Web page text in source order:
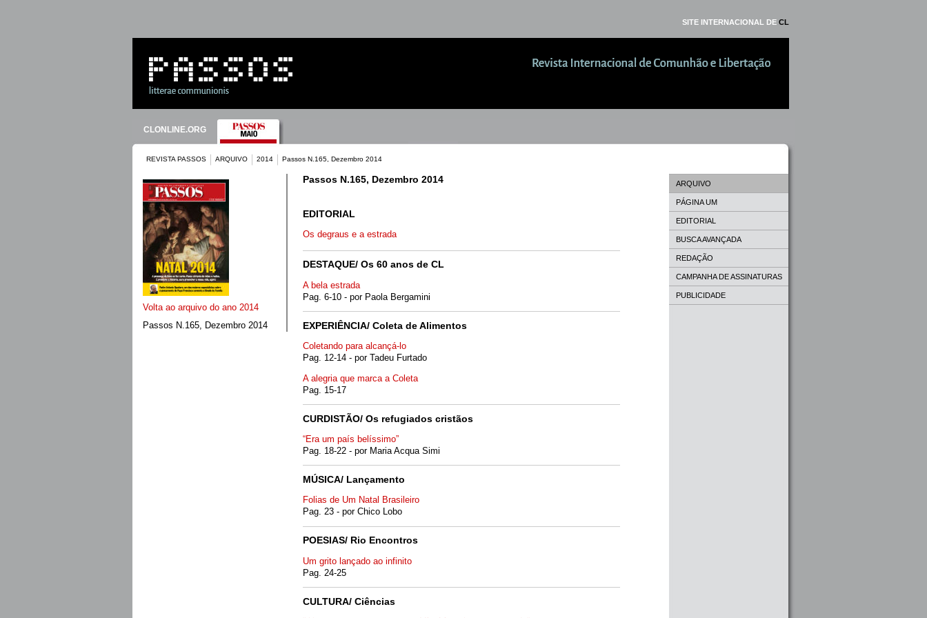
SITE INTERNACIONAL DE CL
CLONLINE.ORG
REVISTA PASSOS ARQUIVO 2014 Passos N.165, Dezembro 2014
Volta ao arquivo do ano 2014
Passos N.165, Dezembro 2014
Passos N.165, Dezembro 2014
EDITORIAL
Os degraus e a estrada
DESTAQUE/ Os 60 anos de CL
A bela estrada
Pag. 6-10 - por Paola Bergamini
EXPERIÊNCIA/ Coleta de Alimentos
Coletando para alcançá-lo
Pag. 12-14 - por Tadeu Furtado
A alegria que marca a Coleta
Pag. 15-17
CURDISTÃO/ Os refugiados cristãos
“Era um país belíssimo”
Pag. 18-22 - por Maria Acqua Simi
MÚSICA/ Lançamento
Folias de Um Natal Brasileiro
Pag. 23 - por Chico Lobo
POESIAS/ Rio Encontros
Um grito lançado ao infinito
Pag. 24-25
CULTURA/ Ciências
ARQUIVO
PÁGINA UM
EDITORIAL
BUSCA AVANÇADA
REDAÇÃO
CAMPANHA DE ASSINATURAS
PUBLICIDADE